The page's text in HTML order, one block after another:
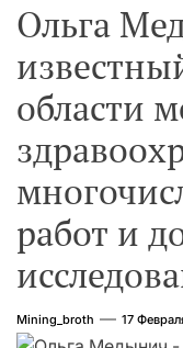
Ольга
области
работ и
Mining_broth 17